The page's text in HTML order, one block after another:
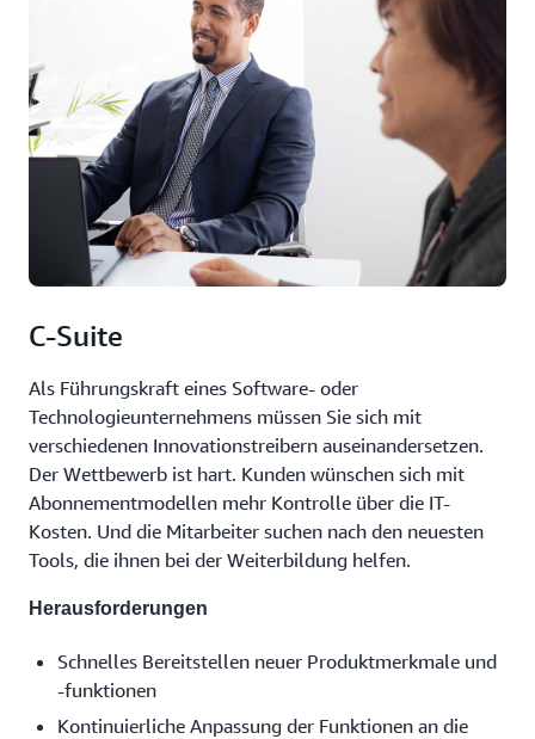
C-Suite
Als Führungskraft eines Software- oder
Technologieunternehmens müssen Sie sich mit
verschiedenen Innovationstreibern auseinandersetzen.
Der Wettbewerb ist hart. Kunden wünschen sich mit
Abonnementmodellen mehr Kontrolle über die IT-
Kosten. Und die Mitarbeiter suchen nach den neuesten
Tools, die ihnen bei der Weiterbildung helfen.
Herausforderungen
Schnelles Bereitstellen neuer Produktmerkmale und
-funktionen
Kontinuierliche Anpassung der Funktionen an die